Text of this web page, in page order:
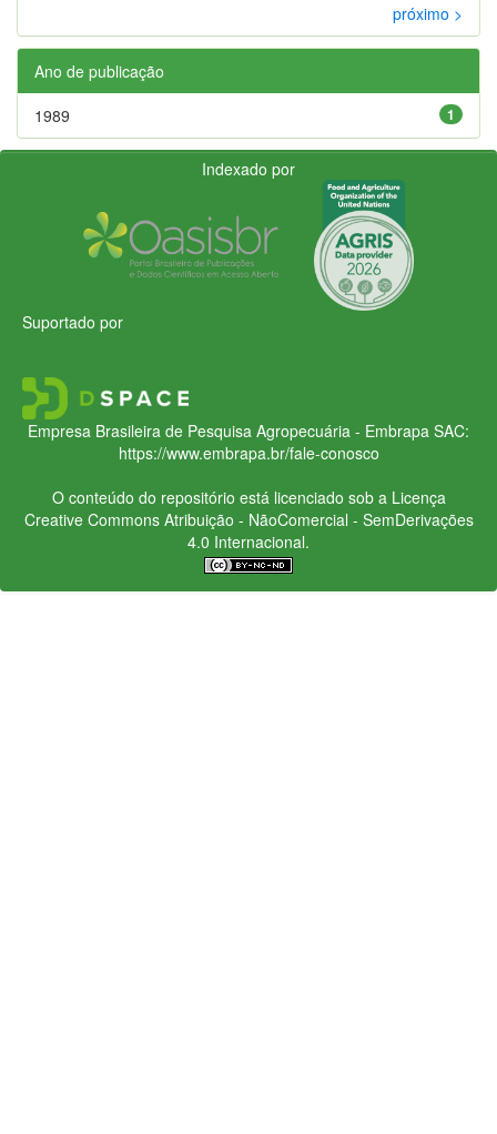
próximo >
Ano de publicação
1
1989
Indexado por
Suportado por
Empresa Brasileira de Pesquisa Agropecuária - Embrapa SAC:
https://www.embrapa.br/fale-conosco
O conteúdo do repositório está licenciado sob a Licença
Creative CommonsAtribuição - NãoComercial - SemDerivações
4.0 Internacional.